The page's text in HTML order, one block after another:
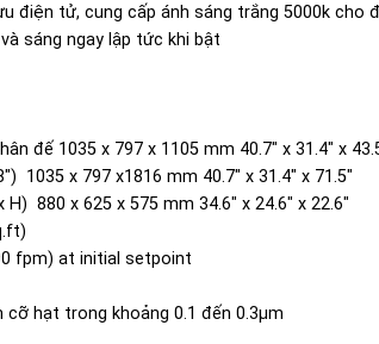
điện tử, cung cấp ánh sáng trắng 5000k
sáng ngay lập tức khi bật
đế 1035 x 797 x 1105 mm 40.7″ x 31.4″ x
1035 x 797 x1816 mm 40.7″ x 31.4″ x 71.5″
880 x 625 x 575 mm 34.6″ x 24.6″ x 22.6″
fpm) at initial setpoint
cỡ hạt trong khoảng 0.1 đến 0.3µm